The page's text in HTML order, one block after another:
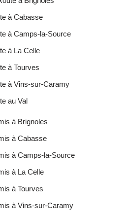
à Cabasse
à Camps-la-Source
à La Celle
à Tourves
à Vins-sur-Caramy
au Val
à Brignoles
à Cabasse
à Camps-la-Source
à La Celle
à Tourves
à Vins-sur-Caramy